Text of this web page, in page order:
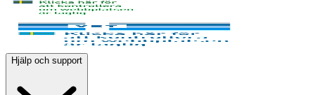
Hjälp och support